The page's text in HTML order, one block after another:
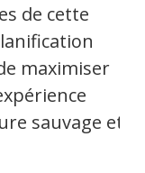
de cette
maximiser
sauvage et